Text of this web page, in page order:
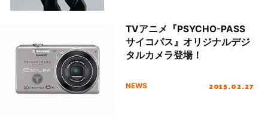
TVアニメ『PSYCHO-PASS
サイコパス』オリジナルデジ
タルカメラ登場！
NEWS 2015.02.27